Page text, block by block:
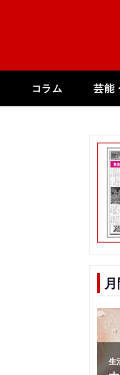
コラム 芸能